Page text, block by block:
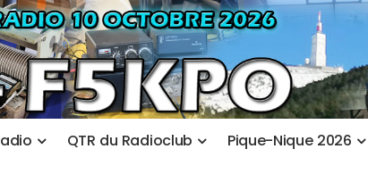
adio QTR du Radioclub Pique-Nique 2026